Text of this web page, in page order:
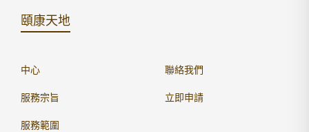
頤康天地
中心
服務宗旨
服務範圍
聯絡我們
立即申請